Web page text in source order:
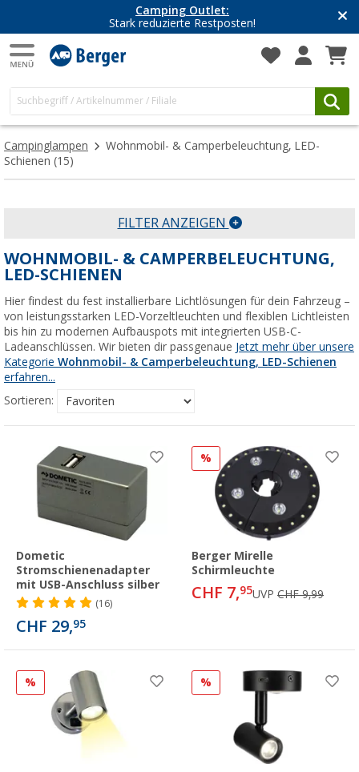
Camping Outlet:
Stark reduzierte Restposten!
Campinglampen
Wohnmobil- & Camperbeleuchtung, LED-
Schienen (15)
FILTER ANZEIGEN
WOHNMOBIL- & CAMPERBELEUCHTUNG,
LED-SCHIENEN
Hier findest du fest installierbare Lichtlösungen für dein Fahrzeug –
von leistungsstarken LED-Vorzeltleuchten und flexiblen Lichtleisten
bis hin zu modernen Aufbauspots mit integrierten USB-C-
Ladeanschlüssen. Wir bieten dir passgenaue Jetzt mehr über unsere
Kategorie Wohnmobil- & Camperbeleuchtung, LED-Schienen
erfahren...
Sortieren:
Dometic
Stromschienenadapter
mit USB-Anschluss silber
(16)
CHF 29,95
%
Berger Mirelle
Schirmleuchte
CHF 7,95UVP CHF 9,99
% %